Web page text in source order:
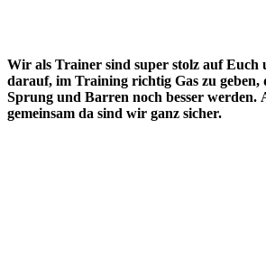
Wir als Trainer sind super stolz auf Euch
darauf, im Training richtig Gas zu geben,
Sprung und Barren noch besser werden.
gemeinsam da sind wir ganz sicher.